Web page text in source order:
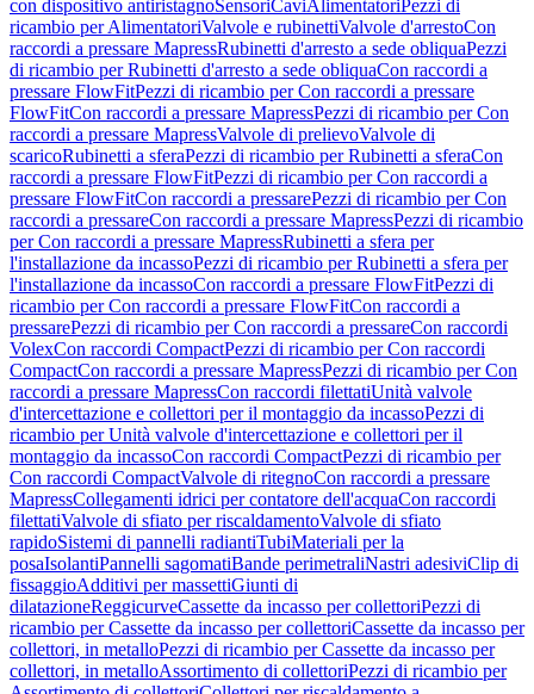
con dispositivo antiristagnoSensoriCaviAlimentatori Pezzi di
ricambio per AlimentatoriValvole e rubinettiValvole d'arrestoCon
raccordi a pressare MapressRubinetti d'arresto a sede obliquaPezzi
di ricambio per Rubinetti d'arresto a sede obliquaCon raccordi a
pressare FlowFitPezzi di ricambio per Con raccordi a pressare
FlowFitCon raccordi a pressare MapressPezzi di ricambio per Con
raccordi a pressare MapressValvole di prelievoValvole di
scaricoRubinetti a sferaPezzi di ricambio per Rubinetti a sferaCon
raccordi a pressare FlowFitPezzi di ricambio per Con raccordi a
pressare FlowFitCon raccordi a pressarePezzi di ricambio per Con
raccordi a pressareCon raccordi a pressare MapressPezzi di ricambio
per Con raccordi a pressare MapressRubinetti a sfera per
l'installazione da incassoPezzi di ricambio per Rubinetti a sfera per
l'installazione da incassoCon raccordi a pressare FlowFitPezzi di
ricambio per Con raccordi a pressare FlowFitCon raccordi a
pressarePezzi di ricambio per Con raccordi a pressareCon raccordi
VolexCon raccordi CompactPezzi di ricambio per Con raccordi
CompactCon raccordi a pressare MapressPezzi di ricambio per Con
raccordi a pressare MapressCon raccordi filettatiUnità valvole
d'intercettazione e collettori per il montaggio da incassoPezzi di
ricambio per Unità valvole d'intercettazione e collettori per il
montaggio da incassoCon raccordi CompactPezzi di ricambio per
Con raccordi CompactValvole di ritegnoCon raccordi a pressare
MapressCollegamenti idrici per contatore dell'acquaCon raccordi
filettatiValvole di sfiato per riscaldamentoValvole di sfiato
rapidoSistemi di pannelli radiantiTubiMateriali per la
posaIsolantiPannelli sagomatiBande perimetraliNastri adesiviClip di
fissaggioAdditivi per massettiGiunti di
dilatazioneReggicurveCassette da incasso per collettoriPezzi di
ricambio per Cassette da incasso per collettoriCassette da incasso per
collettori, in metalloPezzi di ricambio per Cassette da incasso per
collettori, in metalloAssortimento di collettoriPezzi di ricambio per